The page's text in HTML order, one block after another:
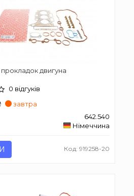
двигуна
0 відгуків
завтра
642.540
Німеччина
Код: 919258-20